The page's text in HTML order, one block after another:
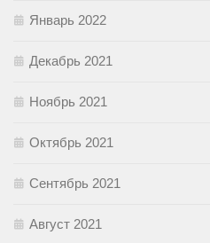
Январь 2022
Декабрь 2021
Ноябрь 2021
Октябрь 2021
Сентябрь 2021
Август 2021